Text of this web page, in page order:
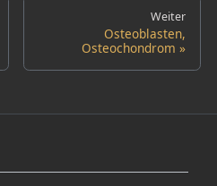
Weiter
Osteoblasten,
Osteochondrom